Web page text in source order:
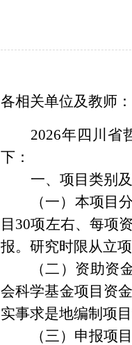
各相关单位及教师：
2026年四川省
下：
一、项目类别
（一）本项目
目30项左右、每项
报。研究时限从立项
（二）资助资
会科学基金项目资
实事求是地编制项
（三）申报项